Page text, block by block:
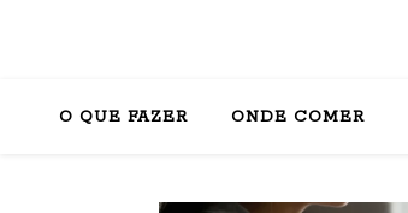
O QUE FAZER ONDE COMER